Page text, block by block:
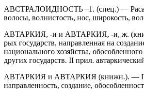
АВСТРАЛОИДНОСТЬ –1. (спец.) — Раса:
волосы, волнистость, нос, широкость,
АВТАРКИЯ, -и и АВТАРКИЯ, -и, ж.
рых государств, направленная на
национального хозяйства,
других государств. II прил.
АВТАРКИЯ и АВТАРКИЯ (книжн.). —
направленность, создание,